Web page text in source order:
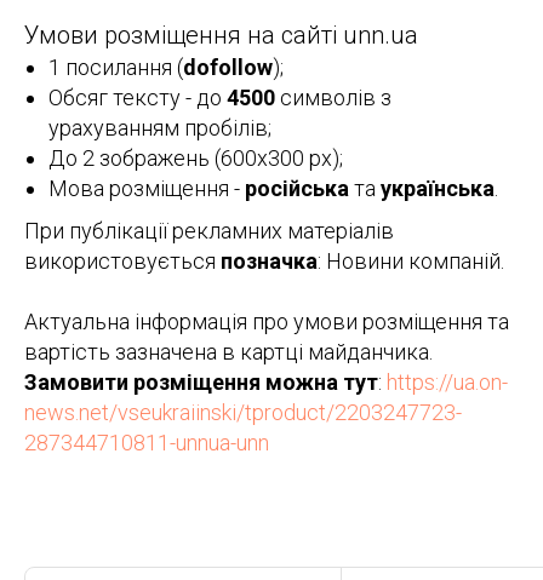
Умови розміщення на сайті unn.ua
1 посилання (dofollow);
Обсяг тексту - до 4500 символів з
урахуванням пробілів;
До 2 зображень (600х300 px);
Мова розміщення - російська та українська
При публікації рекламних матеріалів
використовується позначка: Новини компаній.
Актуальна інформація про умови розміщення та
вартість зазначена в картці майданчика.
Замовити розміщення можна тут: https://ua.on-
news.net/vseukraiinski/tproduct/2203247723-
287344710811-unnua-unn